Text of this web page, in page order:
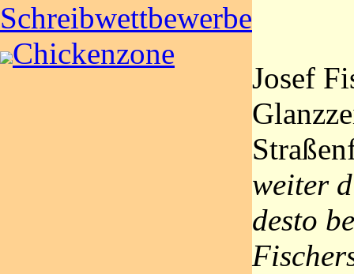
Schreibwettbewerbe
Chickenzone
Josef
weiter
desto